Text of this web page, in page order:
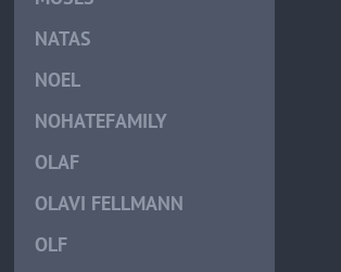
NATAS
NOEL
NOHATEFAMILY
OLAF
OLAVI FELLMANN
OLF